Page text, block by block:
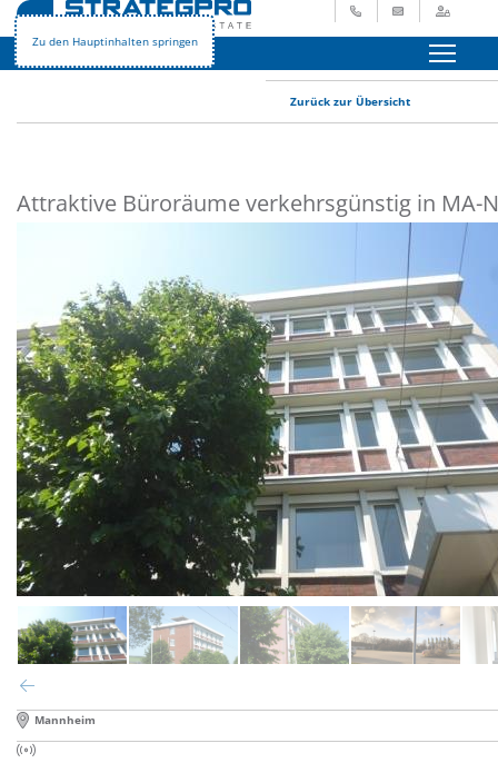
Zu den Hauptinhalten springen
+49 621 729 265 - 0Login
STRATEGPRO Immobilienangebote Gewerbeimmobilien
Zurück zur Übersicht
Attraktive Büroräume verkehrsgünstig in MA-
Mannheim